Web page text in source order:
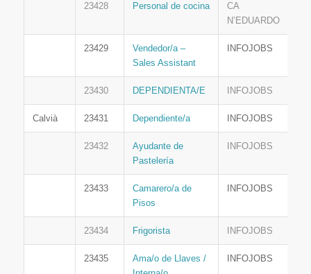
23428 Personal de cocina
CA
N’EDUARDO
23429
Vendedor/a –
Sales Assistant
INFOJOBS
23430 DEPENDIENTA/E INFOJOBS
Calvià 23431 Dependiente/a INFOJOBS
23432
Ayudante de
Pastelería
INFOJOBS
23433
Camarero/a de
Pisos
INFOJOBS
23434 Frigorista INFOJOBS
23435
Ama/o de Llaves /
INFOJOBS